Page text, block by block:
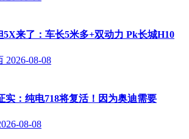
5X来了：车长5米多+双动力 Pk长城H10
2026-08-08
实：纯电718将复活！因为奥迪需要
08-08